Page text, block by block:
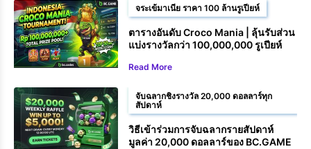
จระเข้มาเนีย ราคา 100 ล้านรูเปียห์
ตารางอันดับ Croco Mania | ลุ้นรับส่วน
แบ่งรางวัลกว่า 100,000,000 รูเปียห์
Read More
จับฉลากชิงรางวัล 20,000 ดอลลาร์ทุก
สัปดาห์
วิธีเข้าร่วมการจับฉลากรายสัปดาห์
มูลค่า 20,000 ดอลลาร์ของ BC.GAME